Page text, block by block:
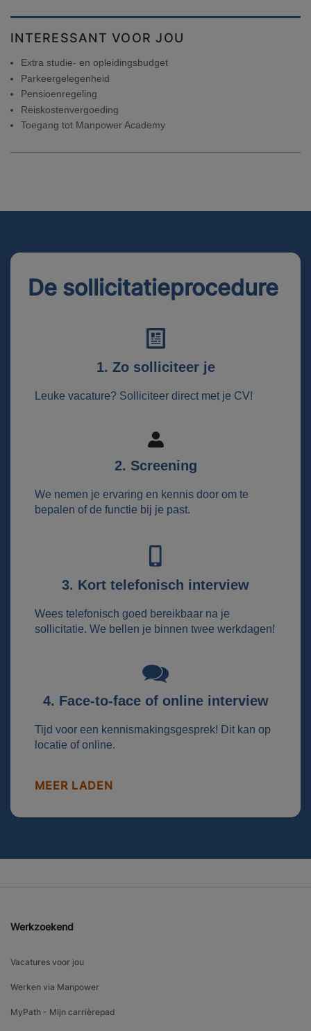
INTERESSANT VOOR JOU
Extra studie- en opleidingsbudget
Parkeergelegenheid
Pensioenregeling
Reiskostenvergoeding
Toegang tot Manpower Academy
De sollicitatieprocedure
1. Zo solliciteer je
Leuke vacature? Solliciteer direct met je CV!
2. Screening
We nemen je ervaring en kennis door om te
bepalen of de functie bij je past.
3. Kort telefonisch interview
Wees telefonisch goed bereikbaar na je
sollicitatie. We bellen je binnen twee werkdagen!
4. Face-to-face of online interview
Tijd voor een kennismakingsgesprek! Dit kan op
locatie of online.
MEER LADEN
Werkzoekend
Vacatures voor jou
Werken via Manpower
MyPath - Mijn carrièrepad